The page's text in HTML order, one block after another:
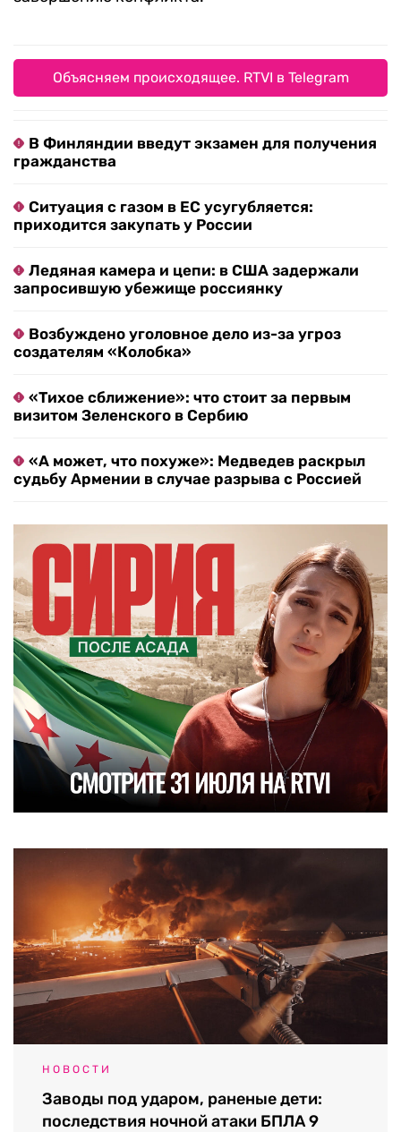
Объясняем происходящее. RTVI в Telegram
В Финляндии введут экзамен для получения
гражданства
Ситуация с газом в ЕС усугубляется:
приходится закупать у России
Ледяная камера и цепи: в США задержали
запросившую убежище россиянку
Возбуждено уголовное дело из-за угроз
создателям «Колобка»
«Тихое сближение»: что стоит за первым
визитом Зеленского в Сербию
«А может, что похуже»: Медведев раскрыл
судьбу Армении в случае разрыва с Россией
НОВОСТИ
Заводы под ударом, раненые дети:
последствия ночной атаки БПЛА 9